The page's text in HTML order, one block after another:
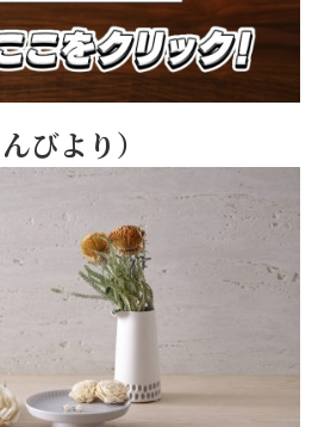
びより）